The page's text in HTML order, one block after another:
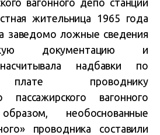
вагонного депо станции
жительница 1965 года
заведомо ложные сведения
документацию и
надбавки по
плате проводнику
пассажирского вагонного
необоснованные
проводника составили